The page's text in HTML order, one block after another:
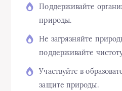
Поддерживайте
природы.
Не загрязняйте
поддерживайте
Участвуйте в
защите природы.